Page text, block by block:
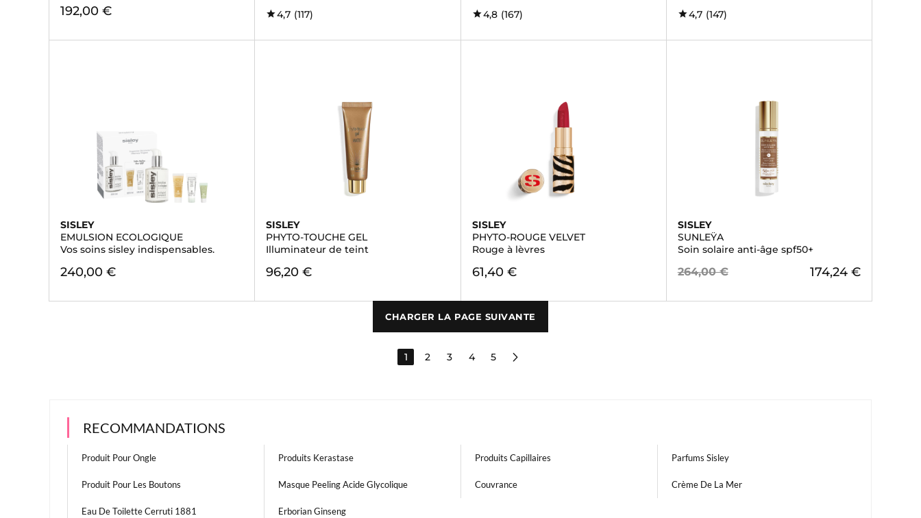
192,00 € 4,7 (117) 4,8 (167) 4,7 (147)
SISLEY
EMULSION ECOLOGIQUE
Vos soins sisley indispensables.
240,00 €
SISLEY
PHYTO-TOUCHE GEL
Illuminateur de teint
96,20 €
SISLEY
PHYTO-ROUGE VELVET
Rouge à lèvres
61,40 €
SISLEY
SUNLEŸA
Soin solaire anti-âge spf50+
264,00 € 174,24 €
CHARGER LA PAGE SUIVANTE
1 2 3 4 5
RECOMMANDATIONS
Produit Pour Ongle Produits Kerastase Produits Capillaires Parfums Sisley
Produit Pour Les Boutons Masque Peeling Acide Glycolique Couvrance Crème De La Mer
Eau De Toilette Cerruti 1881 Erborian Ginseng